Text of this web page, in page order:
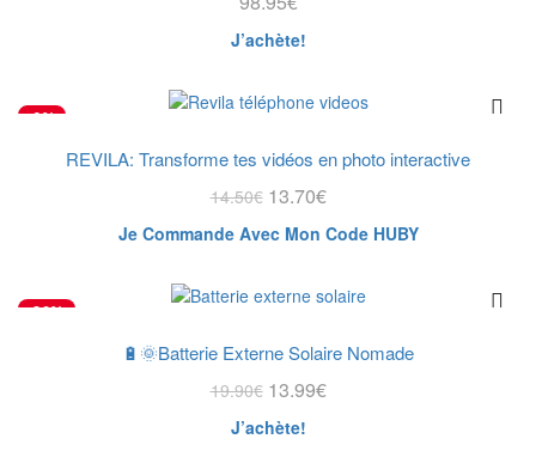
la
du
J’achète!
-6%
NOUVEAUREVILA: Transforme tes vidéos en photo interactive
14.50€ Le
prix
initial
14.50€.
13.70€Le
prix
actuel
13.70€.
Je Commande Avec Mon Code HUBY
-30%
🔋🌞Batterie Externe Solaire Nomade
19.90€ Le
prix
initial
13.99€Le
J’achète!